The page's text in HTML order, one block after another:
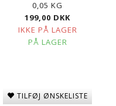
0,05 KG
199,00 DKK
IKKE PÅ LAGER
PÅ LAGER
TILFØJ ØNSKELISTE